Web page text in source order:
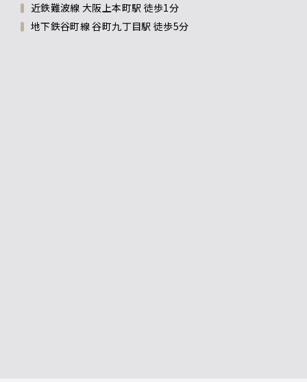
近鉄難波線 大阪上本町駅 徒歩1分
地下鉄谷町線 谷町九丁目駅 徒歩5分